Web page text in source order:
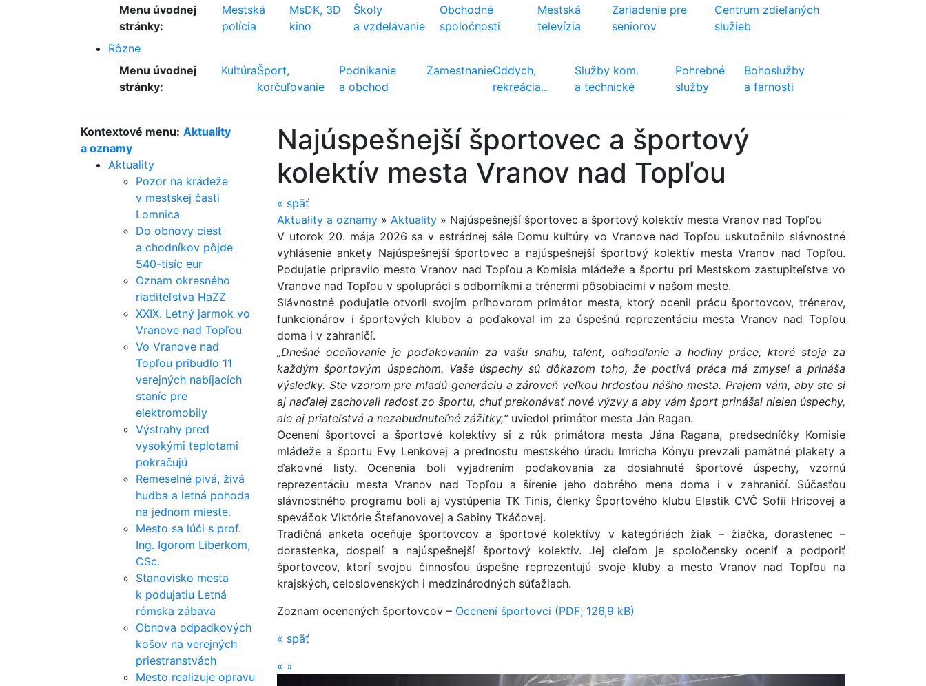
Menu úvodnej
stránky:
Mestská
polícia
MsDK, 3D
kino
Školy
a vzdelávanie
Obchodné
spoločnosti
Mestská
televízia
Zariadenie pre
seniorov
Centrum zdieľaných
služieb
Rôzne
Menu úvodnej
stránky:
KultúraŠport,
korčuľovanie
Podnikanie
a obchod
ZamestnanieOddych,
rekreácia...
Služby kom.
a technické
Pohrebné
služby
Bohoslužby
a farnosti
Kontextové menu: Aktuality
a oznamy
Aktuality
Pozor na krádeže
v mestskej časti
Lomnica
Do obnovy ciest
a chodníkov pôjde
540-tisíc eur
Oznam okresného
riaditeľstva HaZZ
XXIX. Letný jarmok vo
Vranove nad Topľou
Vo Vranove nad
Topľou pribudlo 11
verejných nabíjacích
staníc pre
elektromobily
Výstrahy pred
vysokými teplotami
pokračujú
Remeselné pivá, živá
hudba a letná pohoda
na jednom mieste.
Mesto sa lúči s prof.
Ing. Igorom Liberkom,
CSc.
Stanovisko mesta
k podujatiu Letná
rómska zábava
Obnova odpadkových
košov na verejných
priestranstvách
Mesto realizuje opravu
Najúspešnejší športovec a športový
kolektív mesta Vranov nad Topľou
« späť
Aktuality a oznamy » Aktuality » Najúspešnejší športovec a športový kolektív mesta Vranov nad Topľou
V utorok 20. mája 2026 sa v estrádnej sále Domu kultúry vo Vranove nad Topľou uskutočnilo slávnostné
vyhlásenie ankety Najúspešnejší športovec a najúspešnejší športový kolektív mesta Vranov nad Topľou.
Podujatie pripravilo mesto Vranov nad Topľou a Komisia mládeže a športu pri Mestskom zastupiteľstve vo
Vranove nad Topľou v spolupráci s odborníkmi a trénermi pôsobiacimi v našom meste.
Slávnostné podujatie otvoril svojím príhovorom primátor mesta, ktorý ocenil prácu športovcov, trénerov,
funkcionárov i športových klubov a poďakoval im za úspešnú reprezentáciu mesta Vranov nad Topľou
doma i v zahraničí.
„Dnešné oceňovanie je poďakovaním za vašu snahu, talent, odhodlanie a hodiny práce, ktoré stoja za
každým športovým úspechom. Vaše úspechy sú dôkazom toho, že poctivá práca má zmysel a prináša
výsledky. Ste vzorom pre mladú generáciu a zároveň veľkou hrdosťou nášho mesta. Prajem vám, aby ste si
aj naďalej zachovali radosť zo športu, chuť prekonávať nové výzvy a aby vám šport prinášal nielen úspechy,
ale aj priateľstvá a nezabudnuteľné zážitky,“uviedol primátor mesta Ján Ragan.
Ocenení športovci a športové kolektívy si z rúk primátora mesta Jána Ragana, predsedníčky Komisie
mládeže a športu Evy Lenkovej a prednostu mestského úradu Imricha Kónyu prevzali pamätné plakety a
ďakovné listy. Ocenenia boli vyjadrením poďakovania za dosiahnuté športové úspechy, vzornú
reprezentáciu mesta Vranov nad Topľou a šírenie jeho dobrého mena doma i v zahraničí. Súčasťou
slávnostného programu boli aj vystúpenia TK Tinis, členky Športového klubu Elastik CVČ Sofii Hricovej a
speváčok Viktórie Štefanovovej a Sabiny Tkáčovej.
Tradičná anketa oceňuje športovcov a športové kolektívy v kategóriách žiak – žiačka, dorastenec –
dorastenka, dospelí a najúspešnejší športový kolektív. Jej cieľom je spoločensky oceniť a podporiť
športovcov, ktorí svojou činnosťou úspešne reprezentujú svoje kluby a mesto Vranov nad Topľou na
krajských, celoslovenských i medzinárodných súťažiach.
Zoznam ocenených športovcov – Ocenení športovci (PDF; 126,9 kB)
« späť
« »